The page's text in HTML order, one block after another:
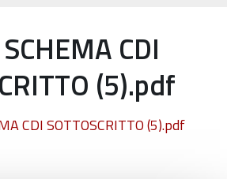
CDI
(5).pdf
CDI SOTTOSCRITTO (5).pdf